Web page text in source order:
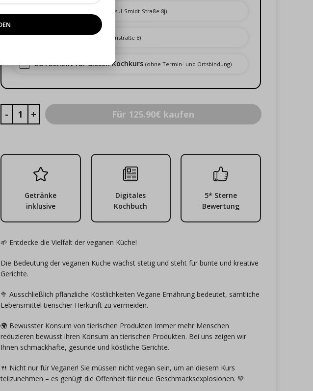
(Konsul-Smidt-Straße 8j)
Kochschule Berlin (Koppenstraße 8)
GUTSCHEIN für diesen Kochkurs (ohne Termin- und Ortsbindung)
Für 125.90€ kaufen
Getränke
inklusive
Digitales
Kochbuch
5* Sterne
Bewertung
🌱 Entdecke die Vielfalt der veganen Küche!
Die Bedeutung der veganen Küche wächst stetig und steht für bunte und kreative
Gerichte.
🥦 Ausschließlich pflanzliche Köstlichkeiten Vegane Ernährung bedeutet, sämtliche
Lebensmittel tierischer Herkunft zu vermeiden.
🌍 Bewusster Konsum von tierischen Produkten Immer mehr Menschen
reduzieren bewusst ihren Konsum an tierischen Produkten. Bei uns zeigen wir
Ihnen schmackhafte, gesunde und köstliche Gerichte.
🍴 Nicht nur für Veganer! Sie müssen nicht vegan sein, um an diesem Kurs
teilzunehmen – es genügt die Offenheit für neue Geschmacksexplosionen. 💚